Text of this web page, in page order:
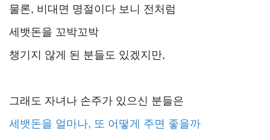
물론, 비대면 명절이다 보니 전처럼
세뱃돈을 꼬박꼬박
챙기지 않게 된 분들도 있겠지만,
그래도 자녀나 손주가 있으신 분들은
세뱃돈을 얼마나, 또 어떻게 주면 좋을까